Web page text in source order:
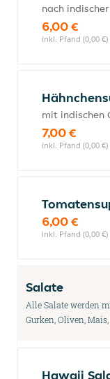
nach
6,00 €
inkl. Pfand (0,00 €)
mit indischen
7,00 €
inkl. Pfand (0,00 €)
6,00 €
inkl. Pfand (0,00 €)
Salate
Alle Salate werden
Gurken, Oliven,
Hawaii